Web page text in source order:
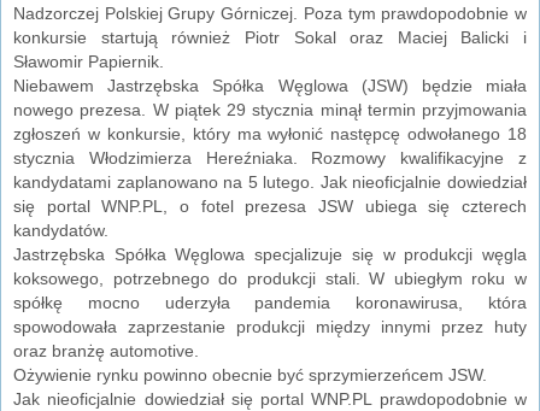
Nadzorczej Polskiej Grupy Górniczej. Poza tym prawdopodobnie w
konkursie startują również Piotr Sokal oraz Maciej Balicki i
Sławomir Papiernik.
Niebawem Jastrzębska Spółka Węglowa (JSW) będzie miała
nowego prezesa. W piątek 29 stycznia minął termin przyjmowania
zgłoszeń w konkursie, który ma wyłonić następcę odwołanego 18
stycznia Włodzimierza Hereźniaka. Rozmowy kwalifikacyjne z
kandydatami zaplanowano na 5 lutego. Jak nieoficjalnie dowiedział
się portal WNP.PL, o fotel prezesa JSW ubiega się czterech
kandydatów.
Jastrzębska Spółka Węglowa specjalizuje się w produkcji węgla
koksowego, potrzebnego do produkcji stali. W ubiegłym roku w
spółkę mocno uderzyła pandemia koronawirusa, która
spowodowała zaprzestanie produkcji między innymi przez huty
oraz branżę automotive.
Ożywienie rynku powinno obecnie być sprzymierzeńcem JSW.
Jak nieoficjalnie dowiedział się portal WNP.PL prawdopodobnie w